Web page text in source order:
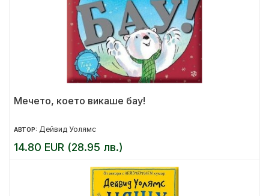
Мечето, което викаше бау!
АВТОР: Дейвид Уолямс
14.80 EUR (28.95 лв.)